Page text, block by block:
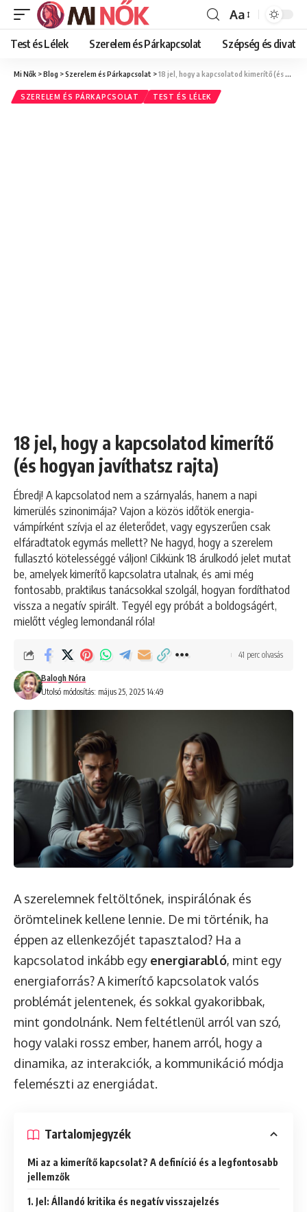
Font
Resizer
Aa
Test és Lélek Szerelem és Párkapcsolat Szépség és divat
Mi Nők >Blog >Szerelem és Párkapcsolat >18 jel, hogy a kapcsolatod kimerítő (és hogyan javíthatsz rajta)
SZERELEM ÉS PÁRKAPCSOLAT TEST ÉS LÉLEK
18 jel, hogy a kapcsolatod kimerítő
(és hogyan javíthatsz rajta)
Ébredj! A kapcsolatod nem a szárnyalás, hanem a napi
kimerülés szinonimája? Vajon a közös időtök energia-
vámpírként szívja el az életerődet, vagy egyszerűen csak
elfáradtatok egymás mellett? Ne hagyd, hogy a szerelem
fullasztó kötelességgé váljon! Cikkünk 18 árulkodó jelet mutat
be, amelyek kimerítő kapcsolatra utalnak, és ami még
fontosabb, praktikus tanácsokkal szolgál, hogyan fordíthatod
vissza a negatív spirált. Tegyél egy próbát a boldogságért,
mielőtt végleg lemondanál róla!
Utolsó módosítás: május 25, 2025 14:49
Balogh Nóra
41 perc olvasás
A szerelemnek feltöltőnek, inspirálónak és
örömtelinek kellene lennie. De mi történik, ha
éppen az ellenkezőjét tapasztalod? Ha a
kapcsolatod inkább egy energiarabló, mint egy
energiaforrás? A kimerítő kapcsolatok valós
problémát jelentenek, és sokkal gyakoribbak,
mint gondolnánk. Nem feltétlenül arról van szó,
hogy valaki rossz ember, hanem arról, hogy a
dinamika, az interakciók, a kommunikáció módja
felemészti az energiádat.
Tartalomjegyzék
Mi az a kimerítő kapcsolat? A definíció és a legfontosabb
jellemzők
1. Jel: Állandó kritika és negatív visszajelzés